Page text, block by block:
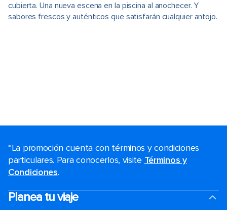
cubierta. Una nueva escena en la piscina al anochecer. Y
sabores frescos y auténticos que satisfarán cualquier antojo.
*La promoción cuenta con términos y condiciones
particulares. Para conocerlos, visite Términos y
Condiciones.
Planea tu viaje